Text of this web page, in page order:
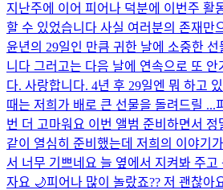
지난주에 이어 피어나 덕분에 이번주 활
할 수 있었습니다 사실 여러분의 존재만
윤년의 29일인 만큼 귀한 날에 소중한
니다 그러고는 다음 날에 연속으로 또 안
다. 사랑합니다. 4년 후 29일엔 뭐 하고
때는 저희가 배로 큰 선물을 돌려드릴 ...
번 더 고마워요 이번 앨범 준비하면서
같이 열심히 준비했는데 저희의 이야기
서 너무 기쁘네요 늘 옆에서 지켜봐 주
자요 🌙피어나 많이 놀랐죠?? 저 괜찮아